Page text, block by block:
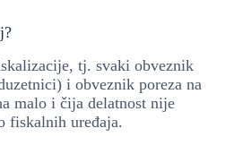
tj. svaki obveznik
i obveznik poreza na
malo i čija delatnost nije
fiskalnih uređaja.